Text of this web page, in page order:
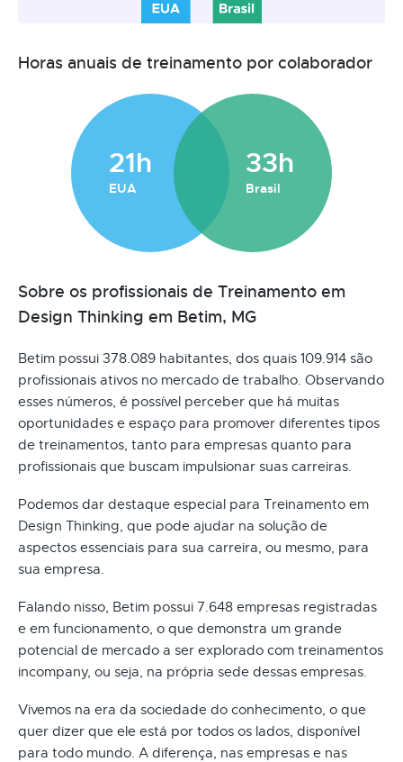
Horas anuais de treinamento por colaborador
21h
EUA
33h
Brasil
Sobre os profissionais de Treinamento em
Design Thinking em Betim, MG
Betim possui 378.089 habitantes, dos quais 109.914 são
profissionais ativos no mercado de trabalho. Observando
esses números, é possível perceber que há muitas
oportunidades e espaço para promover diferentes tipos
de treinamentos, tanto para empresas quanto para
profissionais que buscam impulsionar suas carreiras.
Podemos dar destaque especial para Treinamento em
Design Thinking, que pode ajudar na solução de
aspectos essenciais para sua carreira, ou mesmo, para
sua empresa.
Falando nisso, Betim possui 7.648 empresas registradas
e em funcionamento, o que demonstra um grande
potencial de mercado a ser explorado com treinamentos
incompany, ou seja, na própria sede dessas empresas.
Vivemos na era da sociedade do conhecimento, o que
quer dizer que ele está por todos os lados, disponível
para todo mundo. A diferença, nas empresas e nas